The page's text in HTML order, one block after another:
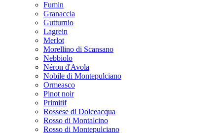
Fumin
Granaccia
Gutturnio
Lagrein
Merlot
Morellino di Scansano
Nebbiolo
Néron d'Avola
Nobile di Montepulciano
Ormeasco
Pinot noir
Primitif
Rossese di Dolceacqua
Rosso di Montalcino
Rosso di Montepulciano